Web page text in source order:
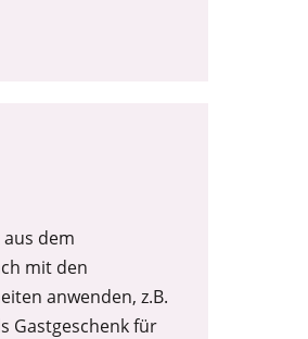
dem
mit den
anwenden, z.B.
Gastgeschenk für